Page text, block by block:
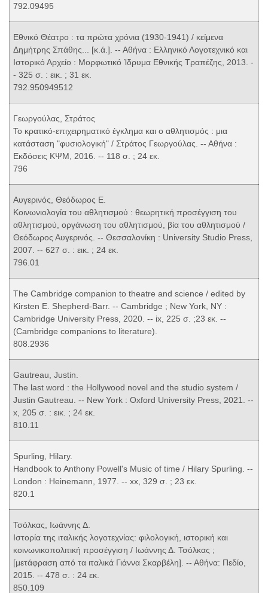
792.09495
Εθνικό Θέατρο : τα πρώτα χρόνια (1930-1941) / κείμενα
Δημήτρης Σπάθης... [κ.ά.]. -- Αθήνα : Ελληνικό Λογοτεχνικό και
Ιστορικό Αρχείο : Μορφωτικό Ίδρυμα Εθνικής Τραπέζης, 2013. -
- 325 σ. : εικ. ; 31 εκ.
792.950949512
Γεωργούλας, Στράτος
Το κρατικό-επιχειρηματικό έγκλημα και ο αθλητισμός : μια
κατάσταση "φυσιολογική" / Στράτος Γεωργούλας. -- Αθήνα :
Εκδόσεις ΚΨΜ, 2016. -- 118 σ. ; 24 εκ.
796
Αυγερινός, Θεόδωρος Ε.
Κοινωνιολογία του αθλητισμού : θεωρητική προσέγγιση του
αθλητισμού, οργάνωση του αθλητισμού, βία του αθλητισμού /
Θεόδωρος Αυγερινός. -- Θεσσαλονίκη : University Studio Press,
2007. -- 627 σ. : εικ. ; 24 εκ.
796.01
The Cambridge companion to theatre and science / edited by
Kirsten E. Shepherd-Barr. -- Cambridge ; New York, NY :
Cambridge University Press, 2020. -- ix, 225 σ. ;23 εκ. --
(Cambridge companions to literature).
808.2936
Gautreau, Justin.
The last word : the Hollywood novel and the studio system /
Justin Gautreau. -- New York : Oxford University Press, 2021. --
x, 205 σ. : εικ. ; 24 εκ.
810.11
Spurling, Hilary.
Handbook to Anthony Powell's Music of time / Hilary Spurling. --
London : Heinemann, 1977. -- xx, 329 σ. ; 23 εκ.
820.1
Τσόλκας, Ιωάννης Δ.
Ιστορία της ιταλικής λογοτεχνίας: φιλολογική, ιστορική και
κοινωνικοπολιτική προσέγγιση / Ιωάννης Δ. Τσόλκας ;
[μετάφραση από τα ιταλικά Γιάννα Σκαρβέλη]. -- Αθήνα: Πεδίο,
2015. -- 478 σ. : 24 εκ.
850.109